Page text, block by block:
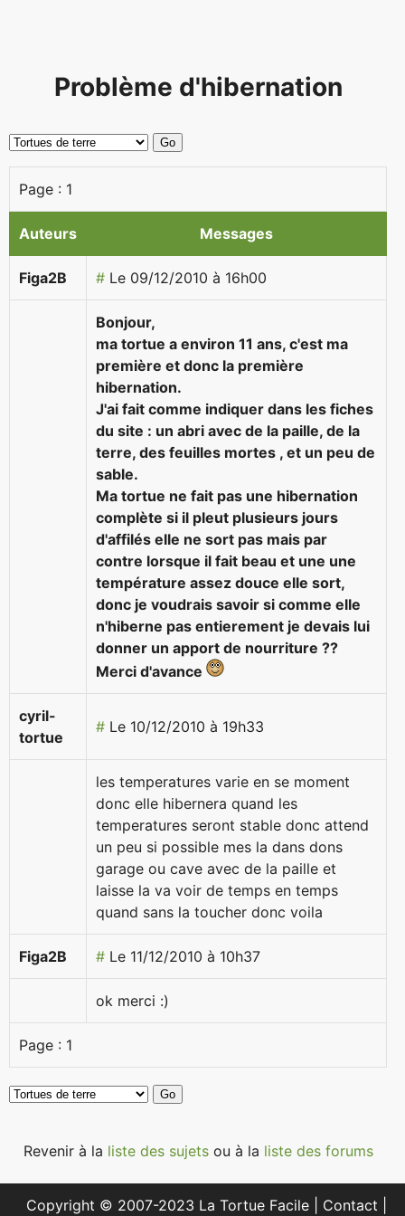
Problème d'hibernation
Page : 1
Auteurs Messages
Figa2B # Le 09/12/2010 à 16h00
Bonjour,
ma tortue a environ 11 ans, c'est ma
première et donc la première
hibernation.
J'ai fait comme indiquer dans les fiches
du site : un abri avec de la paille, de la
terre, des feuilles mortes , et un peu de
sable.
Ma tortue ne fait pas une hibernation
complète si il pleut plusieurs jours
d'affilés elle ne sort pas mais par
contre lorsque il fait beau et une une
température assez douce elle sort,
donc je voudrais savoir si comme elle
n'hiberne pas entierement je devais lui
donner un apport de nourriture ??
Merci d'avance
cyril-
tortue
# Le 10/12/2010 à 19h33
les temperatures varie en se moment
donc elle hibernera quand les
temperatures seront stable donc attend
un peu si possible mes la dans dons
garage ou cave avec de la paille et
laisse la va voir de temps en temps
quand sans la toucher donc voila
Figa2B # Le 11/12/2010 à 10h37
ok merci :)
Page : 1
Revenir à la liste des sujets ou à la liste des forums
Copyright © 2007-2023 La Tortue Facile | Contact